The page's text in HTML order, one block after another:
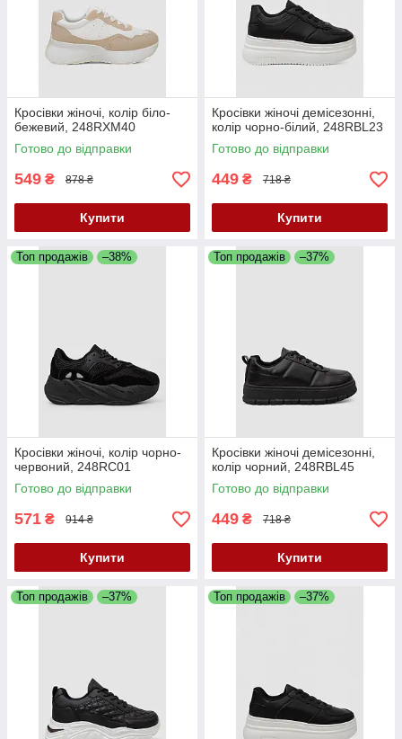
Кросівки жіночі, колір біло-
бежевий, 248RXM40
Готово до відправки
549 ₴ 878 ₴
Купити
Кросівки жіночі демісезонні,
колір чорно-білий, 248RBL23
Готово до відправки
449 ₴ 718 ₴
Купити
Топ продажів –38%
Кросівки жіночі, колір чорно-
червоний, 248RC01
Готово до відправки
571 ₴ 914 ₴
Купити
Топ продажів –37%
Кросівки жіночі демісезонні,
колір чорний, 248RBL45
Готово до відправки
449 ₴ 718 ₴
Купити
Топ продажів –37% Топ продажів –37%